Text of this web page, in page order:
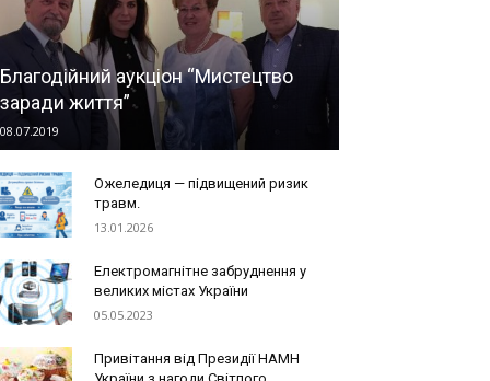
Благодійний аукціон “Мистецтво
заради життя”
08.07.2019
Ожеледиця — підвищений ризик
травм.
13.01.2026
Електромагнітне забруднення у
великих містах України
05.05.2023
Привітання від Президії НАМН